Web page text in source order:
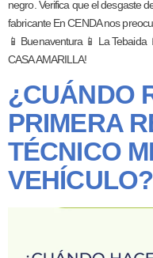
negro. Verifica que el desgaste
fabricante En CENDA nos
📱 Buenaventura 📱 La Tebaida
CASA AMARILLA!
¿CUÁNDO
PRIMERA
TÉCNICO
VEHÍCULO?